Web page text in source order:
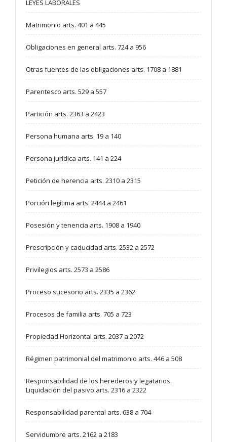
LEYES LABORALES
Matrimonio arts. 401 a 445
Obligaciones en general arts. 724 a 956
Otras fuentes de las obligaciones arts. 1708 a 1881
Parentesco arts. 529 a 557
Partición arts. 2363 a 2423
Persona humana arts. 19 a 140
Persona jurídica arts. 141 a 224
Petición de herencia arts. 2310 a 2315
Porción legítima arts. 2444 a 2461
Posesión y tenencia arts. 1908 a 1940
Prescripción y caducidad arts. 2532 a 2572
Privilegios arts. 2573 a 2586
Proceso sucesorio arts. 2335 a 2362
Procesos de familia arts. 705 a 723
Propiedad Horizontal arts. 2037 a 2072
Régimen patrimonial del matrimonio arts. 446 a 508
Responsabilidad de los herederos y legatarios.
Liquidación del pasivo arts. 2316 a 2322
Responsabilidad parental arts. 638 a 704
Servidumbre arts. 2162 a 2183